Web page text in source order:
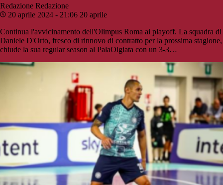
Redazione Redazione
20 aprile 2024 - 21:06 20 aprile
Continua l'avvicinamento dell'Olimpus Roma ai playoff. La squadra di
Daniele D'Orto, fresco di rinnovo di contratto per la prossima stagione,
chiude la sua regular season al PalaOlgiata con un 3-3…